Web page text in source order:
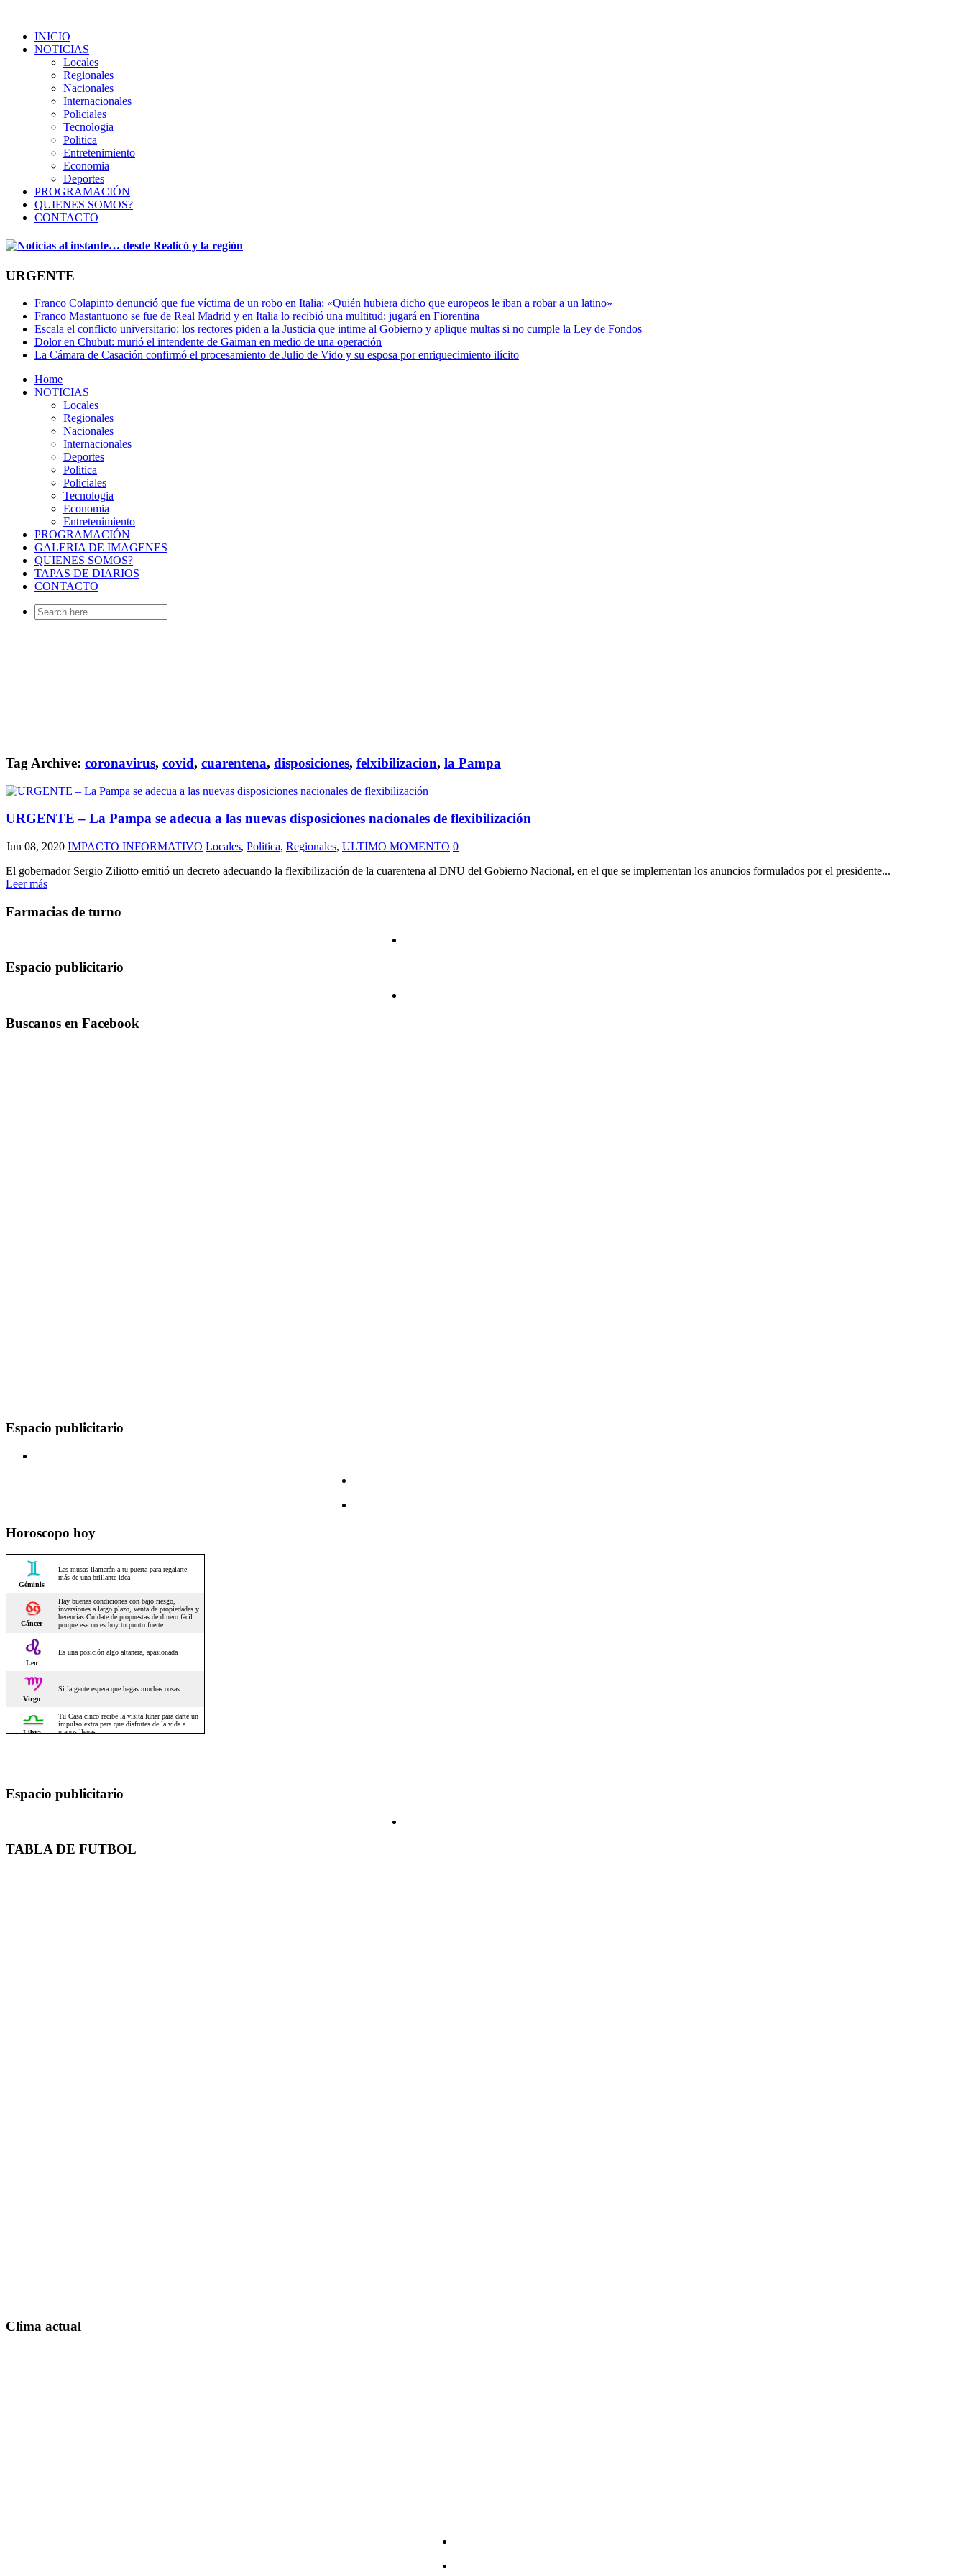
INICIO
NOTICIAS
Locales
Regionales
Nacionales
Internacionales
Policiales
Tecnologia
Politica
Entretenimiento
Economia
Deportes
PROGRAMACIÓN
QUIENES SOMOS?
CONTACTO
URGENTE
Franco Colapinto denunció que fue víctima de un robo en Italia: «Quién hubiera dicho que europeos le iban a robar a un latino»
Franco Mastantuono se fue de Real Madrid y en Italia lo recibió una multitud: jugará en Fiorentina
Escala el conflicto universitario: los rectores piden a la Justicia que intime al Gobierno y aplique multas si no cumple la Ley de Fondos
Dolor en Chubut: murió el intendente de Gaiman en medio de una operación
La Cámara de Casación confirmó el procesamiento de Julio de Vido y su esposa por enriquecimiento ilícito
Home
NOTICIAS
Locales
Regionales
Nacionales
Internacionales
Deportes
Politica
Policiales
Tecnologia
Economia
Entretenimiento
PROGRAMACIÓN
GALERIA DE IMAGENES
QUIENES SOMOS?
TAPAS DE DIARIOS
CONTACTO
Search
for:
Tag Archive: coronavirus, covid, cuarentena, disposiciones, felxibilizacion, la Pampa
URGENTE – La Pampa se adecua a las nuevas disposiciones nacionales de flexibilización
Jun 08, 2020 IMPACTO INFORMATIVO Locales, Politica, Regionales, ULTIMO MOMENTO 0
El gobernador Sergio Ziliotto emitió un decreto adecuando la flexibilización de la cuarentena al DNU del Gobierno Nacional, en el que se implementan los anuncios formulados por el presidente...
Leer más
Farmacias de turno
Espacio publicitario
Buscanos en Facebook
Espacio publicitario
Horoscopo hoy
Espacio publicitario
TABLA DE FUTBOL
Clima actual